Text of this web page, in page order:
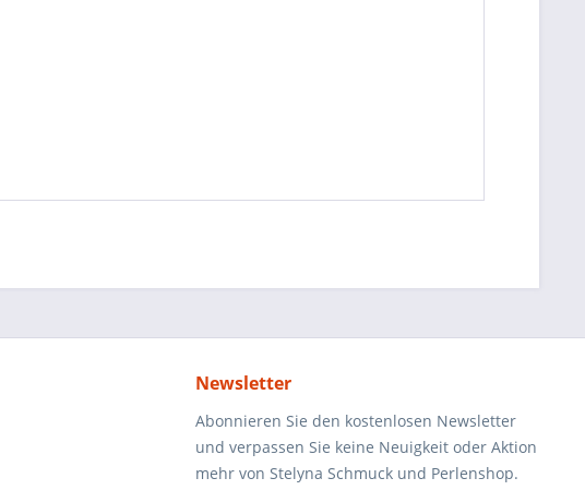
Newsletter
Abonnieren Sie den kostenlosen Newsletter
und verpassen Sie keine Neuigkeit oder Aktion
mehr von Stelyna Schmuck und Perlenshop.